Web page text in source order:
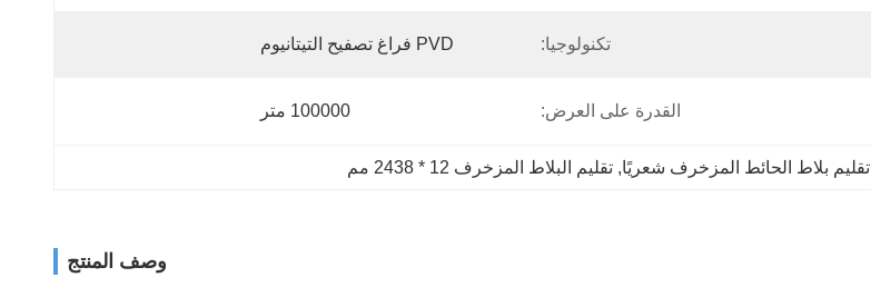
تكنولوجيا: PVD فراغ تصفيح التيتانيوم
القدرة على العرض: 100000 متر
تقليم بلاط الحائط المزخرف شعريًا, تقليم البلاط المزخرف 12 * 2438 مم
وصف المنتج